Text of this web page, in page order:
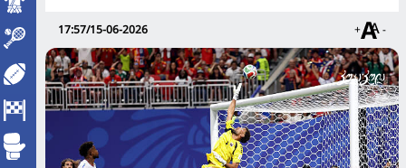
17:57/15-06-2026 + -